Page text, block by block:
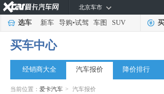
北京车市
选车 新车 导购•试驾 车图 SUV
买车中心
经销商大全 汽车报价 降价排行
当前位置： 爱卡汽车 > 汽车报价